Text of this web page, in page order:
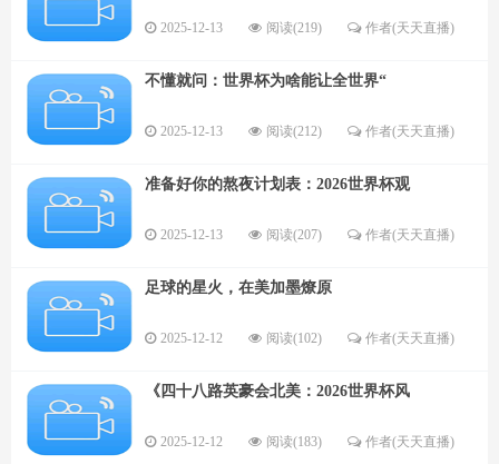
2025-12-13 阅读(219) 作者(天天直播)
不懂就问：世界杯为啥能让全世界“
2025-12-13 阅读(212) 作者(天天直播)
准备好你的熬夜计划表：2026世界杯观
2025-12-13 阅读(207) 作者(天天直播)
足球的星火，在美加墨燎原
2025-12-12 阅读(102) 作者(天天直播)
《四十八路英豪会北美：2026世界杯风
2025-12-12 阅读(183) 作者(天天直播)